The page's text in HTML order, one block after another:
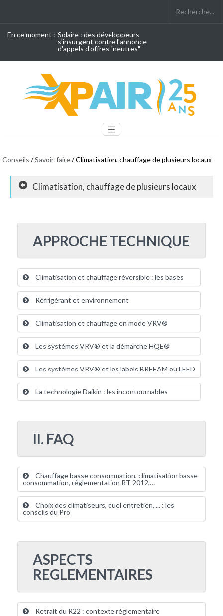
En ce moment : Solaire : des développeurs
s'insurgent contre l'annonce
d'appels d'offres "neutres"
Conseils /Savoir-faire/ Climatisation, chauffage de plusieurs locaux
Climatisation, chauffage de plusieurs locaux
APPROCHE TECHNIQUE
Climatisation et chauffage réversible : les bases
Réfrigérant et environnement
Climatisation et chauffage en mode VRV®
Les systèmes VRV® et la démarche HQE®
Les systèmes VRV® et les labels BREEAM ou LEED
La technologie Daikin : les incontournables
II. FAQ
Chauffage basse consommation, climatisation basse
consommation, réglementation RT 2012,…
Choix des climatiseurs, quel entretien, ... : les
conseils du Pro
ASPECTS
REGLEMENTAIRES
Retrait du R22 : contexte réglementaire